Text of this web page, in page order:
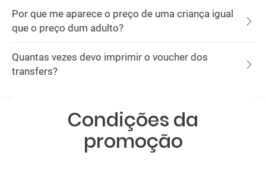
Por que me aparece o preço de uma criança igual
que o preço dum adulto?
Quantas vezes devo imprimir o voucher dos
transfers?
Condições da
promoção